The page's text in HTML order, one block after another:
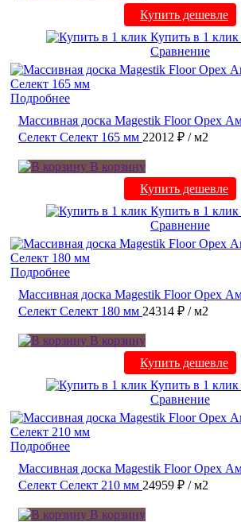
Купить дешевле
Купить в 1 клик
Сравнение
Подробнее
Массивная доска Magestik Floor Орех
Селект Селект 165 мм 22012 ₽ / м2
В корзину
Купить дешевле
Купить в 1 клик
Сравнение
Подробнее
Массивная доска Magestik Floor Орех
Селект Селект 180 мм 24314 ₽ / м2
В корзину
Купить дешевле
Купить в 1 клик
Сравнение
Подробнее
Массивная доска Magestik Floor Орех
Селект Селект 210 мм 24959 ₽ / м2
В корзину